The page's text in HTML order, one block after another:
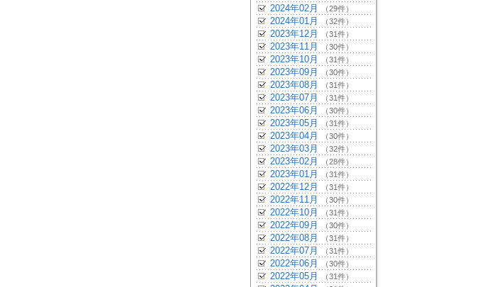
2024年02月 （29件）
2024年01月 （32件）
2023年12月 （31件）
2023年11月 （30件）
2023年10月 （31件）
2023年09月 （30件）
2023年08月 （31件）
2023年07月 （31件）
2023年06月 （30件）
2023年05月 （31件）
2023年04月 （30件）
2023年03月 （32件）
2023年02月 （28件）
2023年01月 （31件）
2022年12月 （31件）
2022年11月 （30件）
2022年10月 （31件）
2022年09月 （30件）
2022年08月 （31件）
2022年07月 （31件）
2022年06月 （30件）
2022年05月 （31件）